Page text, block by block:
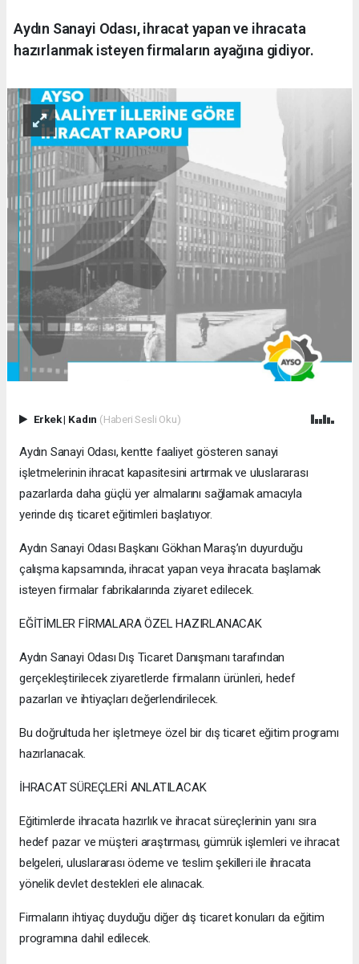
Aydın Sanayi Odası, ihracat yapan ve ihracata
hazırlanmak isteyen firmaların ayağına gidiyor.
Erkek| Kadın (Haberi Sesli Oku)
Aydın Sanayi Odası, kentte faaliyet gösteren sanayi
işletmelerinin ihracat kapasitesini artırmak ve uluslararası
pazarlarda daha güçlü yer almalarını sağlamak amacıyla
yerinde dış ticaret eğitimleri başlatıyor.
Aydın Sanayi Odası Başkanı Gökhan Maraş’ın duyurduğu
çalışma kapsamında, ihracat yapan veya ihracata başlamak
isteyen firmalar fabrikalarında ziyaret edilecek.
EĞİTİMLER FİRMALARA ÖZEL HAZIRLANACAK
Aydın Sanayi Odası Dış Ticaret Danışmanı tarafından
gerçekleştirilecek ziyaretlerde firmaların ürünleri, hedef
pazarları ve ihtiyaçları değerlendirilecek.
Bu doğrultuda her işletmeye özel bir dış ticaret eğitim programı
hazırlanacak.
İHRACAT SÜREÇLERİ ANLATILACAK
Eğitimlerde ihracata hazırlık ve ihracat süreçlerinin yanı sıra
hedef pazar ve müşteri araştırması, gümrük işlemleri ve ihracat
belgeleri, uluslararası ödeme ve teslim şekilleri ile ihracata
yönelik devlet destekleri ele alınacak.
Firmaların ihtiyaç duyduğu diğer dış ticaret konuları da eğitim
programına dahil edilecek.